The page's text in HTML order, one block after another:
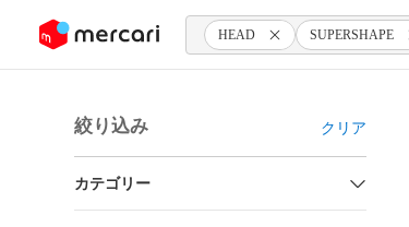
ツにスキップ HEAD SUPERSHAPE
絞り込み クリア
カテゴリー